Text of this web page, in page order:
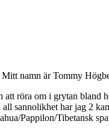
namn är Tommy
att röra om i grytan bland
sannolikhet har jag 2
Pappilon/Tibetansk